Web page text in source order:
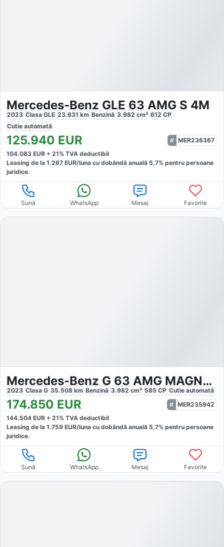
Mercedes-Benz GLE 63 AMG S 4M
2023 Clasa GLE 23.631 km Benzină 3.982 cm³ 612 CP
Cutie automată
125.940 EUR
MER236367
104.083 EUR + 21% TVA deductibil
Leasing de la 1.267 EUR/luna cu dobăndă anuală 5,7% pentru persoane
juridice.
Sună WhatsApp Mesaj Favorite
Mercedes-Benz G 63 AMG MAGNO SCHWARZ
2023 Clasa G 35.508 km Benzină 3.982 cm³ 585 CP Cutie automată
174.850 EUR
MER235942
144.504 EUR + 21% TVA deductibil
Leasing de la 1.759 EUR/luna cu dobăndă anuală 5,7% pentru persoane
juridice.
Sună WhatsApp Mesaj Favorite